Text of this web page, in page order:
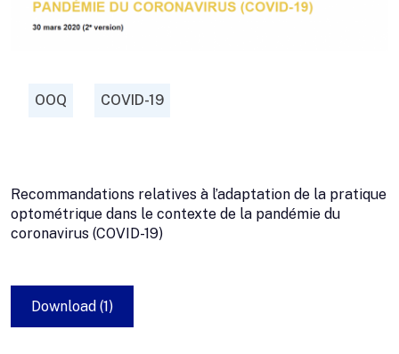
OOQ COVID-19
Recommandations relatives à l’adaptation de la pratique
optométrique dans le contexte de la pandémie du
coronavirus (COVID-19)
Download (1)